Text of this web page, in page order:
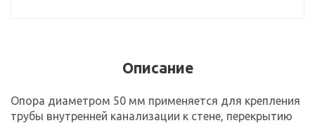
Описание
Опора диаметром 50 мм применяется для крепления
трубы внутренней канализации к стене, перекрытию